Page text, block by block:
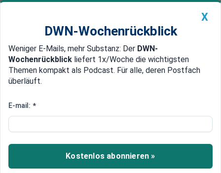
Newsticker MEIN DWN: Geldanlage Premium
Edelmetalle DWN-Magazin China
Grüne und SPD wollen Öl- und
Wirtschafts- und Bauministerium treiben ein
schnelles Verbot neuer Gas- und Ölheizungen
voran. Die Grünen wollen, dass die Deutschen mit
X
DWN-Wochenrückblick
Weniger E-Mails, mehr Substanz: Der DWN-
Wochenrückblick liefert 1x/Woche die wichtigsten
Themen kompakt als Podcast. Für alle, deren Postfach
überläuft.
E-mail: *
Kostenlos abonnieren »